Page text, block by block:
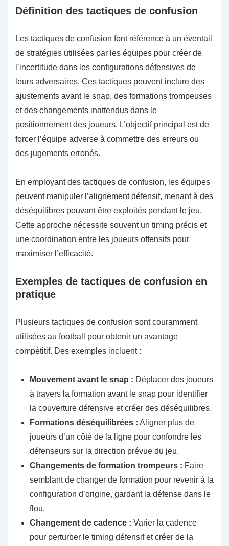
Définition des tactiques de confusion
Les tactiques de confusion font référence à un éventail
de stratégies utilisées par les équipes pour créer de
l’incertitude dans les configurations défensives de
leurs adversaires. Ces tactiques peuvent inclure des
ajustements avant le snap, des formations trompeuses
et des changements inattendus dans le
positionnement des joueurs. L’objectif principal est de
forcer l’équipe adverse à commettre des erreurs ou
des jugements erronés.
En employant des tactiques de confusion, les équipes
peuvent manipuler l’alignement défensif, menant à des
déséquilibres pouvant être exploités pendant le jeu.
Cette approche nécessite souvent un timing précis et
une coordination entre les joueurs offensifs pour
maximiser l’efficacité.
Exemples de tactiques de confusion en
pratique
Plusieurs tactiques de confusion sont couramment
utilisées au football pour obtenir un avantage
compétitif. Des exemples incluent :
Mouvement avant le snap : Déplacer des joueurs
à travers la formation avant le snap pour identifier
la couverture défensive et créer des déséquilibres.
Formations déséquilibrées : Aligner plus de
joueurs d’un côté de la ligne pour confondre les
défenseurs sur la direction prévue du jeu.
Changements de formation trompeurs : Faire
semblant de changer de formation pour revenir à la
configuration d’origine, gardant la défense dans le
flou.
Changement de cadence : Varier la cadence
pour perturber le timing défensif et créer de la